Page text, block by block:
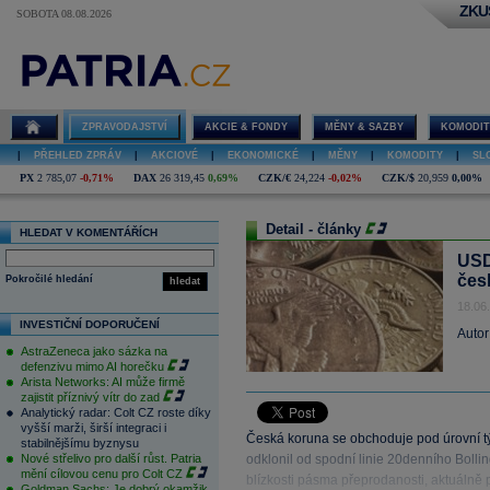
SOBOTA 08.08.2026
ZPRAVODAJSTVÍ AKCIE & FONDY MĚNY & SAZBY
PŘEHLED ZPRÁV AKCIOVÉ EKONOMICKÉ MĚNY KOMODITY
PX 2 785,07 -0,71% DAX 26 319,45 0,69% CZK/€ 24,224 -0,02% CZK/$ 20,959 0,00%
HLEDAT V KOMENTÁŘÍCH
hledat
Pokročilé hledání
INVESTIČNÍ DOPORUČENÍ
AstraZeneca jako sázka na
defenzivu mimo AI horečku
Arista Networks: AI může firmě
zajistit příznivý vítr do zad
Analytický radar: Colt CZ roste díky
vyšší marži, širší integraci i
stabilnějšímu byznysu
Nové střelivo pro další růst. Patria
mění cílovou cenu pro Colt CZ
Detail - články
Česká koruna se obchoduje pod úrovní
odklonil od spodní linie 20denního
blízkosti pásma přeprodanosti, aktuálně